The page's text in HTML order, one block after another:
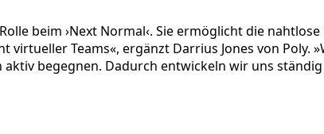
beim ›Next Normal‹. Sie ermöglicht die
virtueller Teams«, ergänzt Darrius Jones von
begegnen. Dadurch entwickeln wir uns